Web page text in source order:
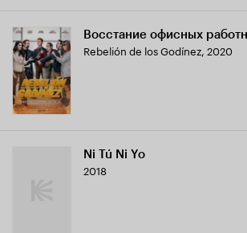
Восстание офисных
Rebelión de los Godínez, 2020
Ni Tú Ni Yo
2018